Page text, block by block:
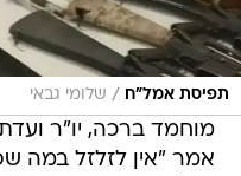
תפיסת אמל"ח / שלומי גבאי
מוחמד ברכה, יו"ר
אמר "אין לזלזל במה